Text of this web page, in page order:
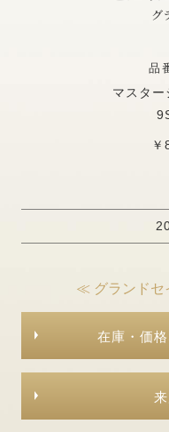
グ
品
マスタ
≪ グランドセ
在庫・価